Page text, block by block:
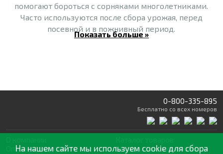
помогают бороться с сорняками многолетниками.
Часто используются после сбора урожая, перед
посевной и в пожнивный период.
- До посева культурного растения (используются
осенью или весной).
- Вместе с посевом.
Показать больше »
0-800-335-895
Бесплатно со всех номеров
Оптовая продажа
Статьии рекомендации
На нашем сайте мы используем cookie для сбора